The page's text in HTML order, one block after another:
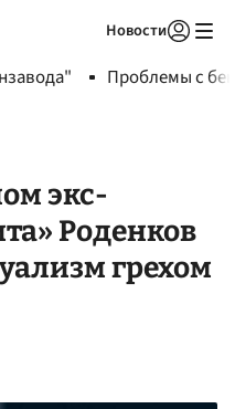
Новости
Проблемы с
экс-
Роденков
грехом